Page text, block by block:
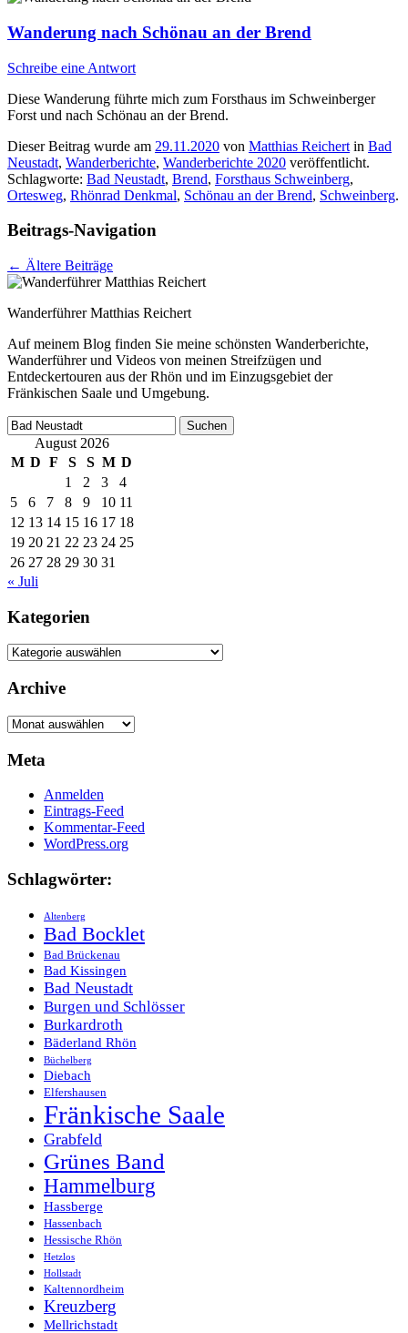
Wanderung nach Schönau an der Brend
Schreibe eine Antwort
Diese Wanderung führte mich zum Forsthaus im Schweinberger
Forst und nach Schönau an der Brend.
Dieser Beitrag wurde am 29.11.2020 von Matthias Reichert in Bad
Neustadt, Wanderberichte, Wanderberichte 2020 veröffentlicht.
Schlagworte: Bad Neustadt, Brend, Forsthaus Schweinberg,
Ortesweg, Rhönrad Denkmal, Schönau an der Brend, Schweinberg.
Beitrags-Navigation
← Ältere Beiträge
Wanderführer Matthias Reichert
Auf meinem Blog finden Sie meine schönsten Wanderberichte,
Wanderführer und Videos von meinen Streifzügen und
Entdeckertouren aus der Rhön und im Einzugsgebiet der
Fränkischen Saale und Umgebung.
Suchen
nach:August 2026
M D F S S M D
1
2 3
4
5
6 7 8 9 10 11
12 13 14 15 16 17 18
19 20 21 22 23 24 25
26 27 28 29 30 31
« Juli
Kategorien
Kategorien
Archive
Archive
Meta
Anmelden
Eintrags-Feed
Kommentar-Feed
WordPress.org
Schlagwörter:
Altenberg
Bad Bocklet
Bad Brückenau
Bad Kissingen
Bad Neustadt
Burgen und Schlösser
Burkardroth
Bäderland Rhön
Büchelberg
Diebach
Elfershausen
Fränkische Saale
Grabfeld
Grünes Band
Hammelburg
Hassberge
Hassenbach
Hessische Rhön
Hetzlos
Hollstadt
Kaltennordheim
Kreuzberg
Mellrichstadt